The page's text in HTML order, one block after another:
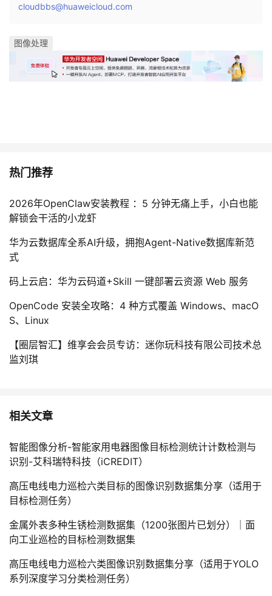
cloudbbs@huaweicloud.com
图像处理
热门推荐
2026年OpenClaw安装教程 ：5 分钟无痛上手，小白也能
解锁会干活的小龙虾
华为云数据库全系AI升级，拥抱Agent-Native数据库新范
式
码上云启：华为云码道+Skill 一键部署云资源 Web 服务
OpenCode 安装全攻略：4 种方式覆盖 Windows、macO
S、Linux
【圈层智汇】维享会会员专访：迷你玩科技有限公司技术总
监刘琪
相关文章
智能图像分析-智能家用电器图像目标检测统计计数检测与
识别-艾科瑞特科技（iCREDIT）
高压电线电力巡检六类目标的图像识别数据集分享（适用于
目标检测任务）
金属外表多种生锈检测数据集（1200张图片已划分）｜面
向工业巡检的目标检测数据集
高压电线电力巡检六类图像识别数据集分享（适用于YOLO
系列深度学习分类检测任务）